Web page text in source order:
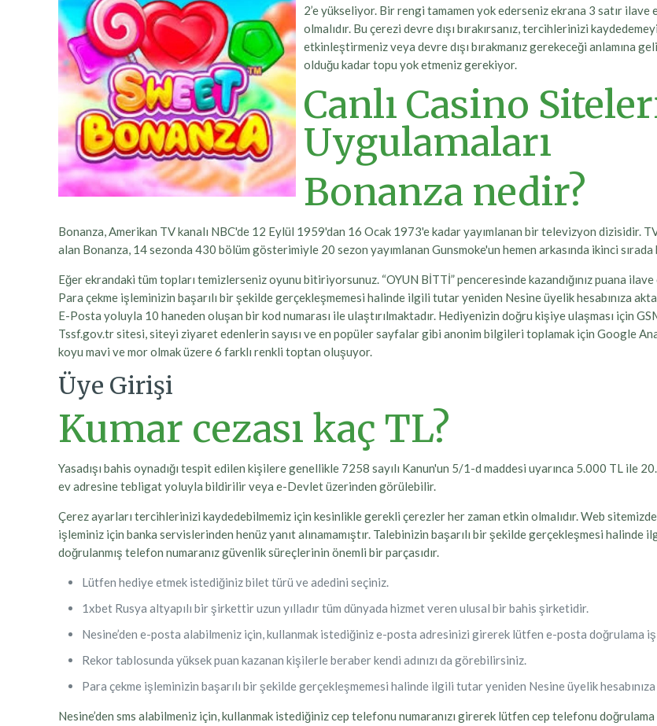
2’e yükseliyor. Bir rengi tamamen yok ederseniz ekrana 3 satır
olmalıdır. Bu çerezi devre dışı bırakırsanız, tercihlerinizi
etkinleştirmeniz veya devre dışı bırakmanız gerekeceği anlamına
olduğu kadar topu yok etmeniz gerekiyor.
Canlı Casino
Uygulamaları
Bonanza nedir?
Bonanza, Amerikan TV kanalı NBC'de 12 Eylül 1959'dan 16 Ocak 1973'e kadar yayımlanan bir televizyon dizisidir.
alan Bonanza, 14 sezonda 430 bölüm gösterimiyle 20 sezon yayımlanan Gunsmoke'un hemen arkasında ikinci sırada
Eğer ekrandaki tüm topları temizlerseniz oyunu bitiriyorsunuz. “OYUN BİTTİ” penceresinde kazandığınız puana
Para çekme işleminizin başarılı bir şekilde gerçekleşmemesi halinde ilgili tutar yeniden Nesine üyelik hesabınıza
E-Posta yoluyla 10 haneden oluşan bir kod numarası ile ulaştırılmaktadır. Hediyenizin doğru kişiye ulaşması için
Tssf.gov.tr sitesi, siteyi ziyaret edenlerin sayısı ve en popüler sayfalar gibi anonim bilgileri toplamak için Google
koyu mavi ve mor olmak üzere 6 farklı renkli toptan oluşuyor.
Üye Girişi
Kumar cezası kaç TL?
Yasadışı bahis oynadığı tespit edilen kişilere genellikle 7258 sayılı Kanun'un 5/1-d maddesi uyarınca 5.000 TL ile
ev adresine tebligat yoluyla bildirilir veya e-Devlet üzerinden görülebilir.
Çerez ayarları tercihlerinizi kaydedebilmemiz için kesinlikle gerekli çerezler her zaman etkin olmalıdır. Web
işleminiz için banka servislerinden henüz yanıt alınamamıştır. Talebinizin başarılı bir şekilde gerçekleşmesi halinde
doğrulanmış telefon numaranız güvenlik süreçlerinin önemli bir parçasıdır.
Lütfen hediye etmek istediğiniz bilet türü ve adedini seçiniz.
1xbet Rusya altyapılı bir şirkettir uzun yılladır tüm dünyada hizmet veren ulusal bir bahis şirketidir.
Nesine’den e-posta alabilmeniz için, kullanmak istediğiniz e-posta adresinizi girerek lütfen e-posta doğrulama
Rekor tablosunda yüksek puan kazanan kişilerle beraber kendi adınızı da görebilirsiniz.
Para çekme işleminizin başarılı bir şekilde gerçekleşmemesi halinde ilgili tutar yeniden Nesine üyelik hesabınıza
Nesine’den sms alabilmeniz için, kullanmak istediğiniz cep telefonu numaranızı girerek lütfen cep telefonu